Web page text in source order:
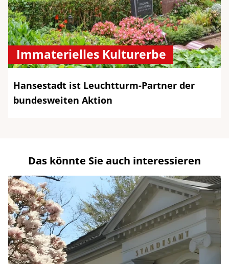
Immaterielles Kulturerbe
Hansestadt ist Leuchtturm-Partner der
bundesweiten Aktion
Das könnte Sie auch interessieren